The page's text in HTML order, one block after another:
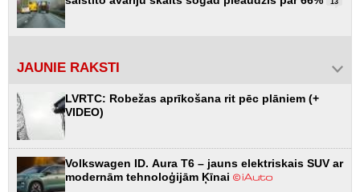
13
JAUNIE RAKSTI
LVRTC: Robežas aprīkošana rit pēc plāniem (+
VIDEO)
Volkswagen ID. Aura T6 – jauns elektriskais SUV ar
modernām tehnoloģijām Ķīnai